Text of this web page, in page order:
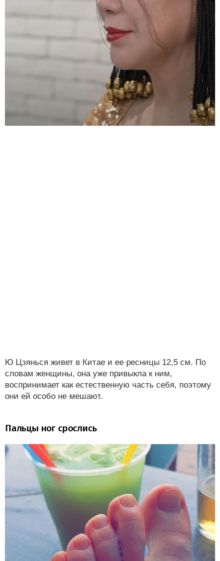
Ю Цзянься живет в Китае и ее ресницы 12,5 см. По
словам женщины, она уже привыкла к ним,
воспринимает как естественную часть себя, поэтому
они ей особо не мешают.
Пальцы ног срослись